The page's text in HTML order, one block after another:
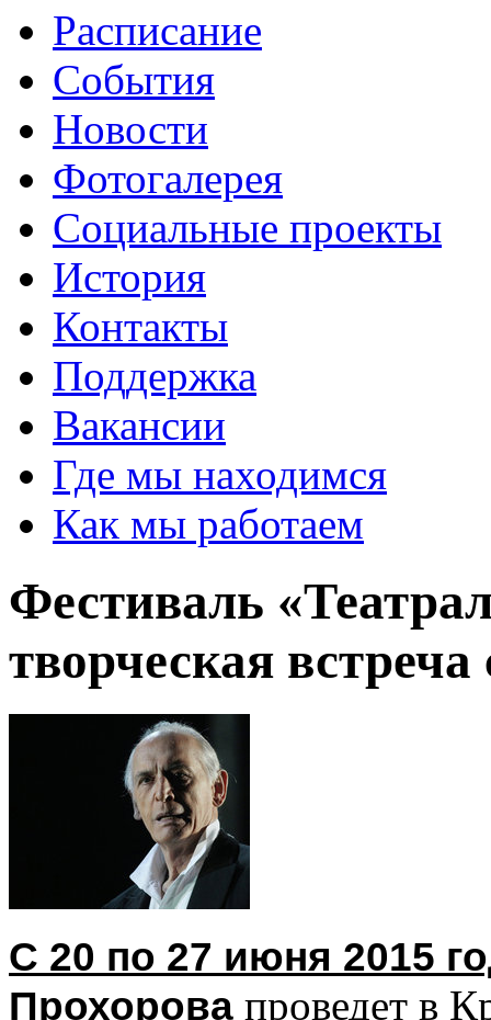
Расписание
События
Новости
Фотогалерея
Социальные проекты
История
Контакты
Поддержка
Вакансии
Где мы находимся
Как мы работаем
Фестиваль
творческая
С 20 по 27 июня 2015
Прохорова проведет в